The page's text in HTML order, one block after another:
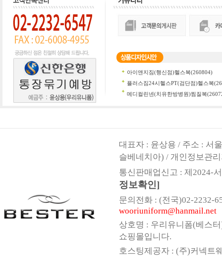
대표자 : 윤상용 / 주소 : 서
슬베네치아) / 개인정보관
통신판매업신고 : 제2024-
정보확인]
문의전화 : (전국)02-2232-
wooriuniform@hanmail.net
상호명 : 우리유니폼(베스
쇼핑몰입니다.
호스팅제공자 : (주)커넥트